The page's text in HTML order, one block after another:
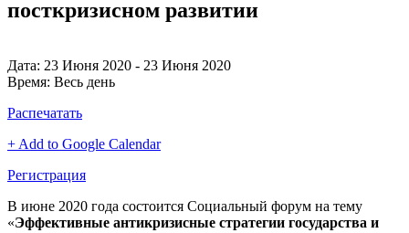
посткризисном развитии
Дата: 23 Июня 2020 - 23 Июня 2020
Время: Весь день
Распечатать
+ Add to Google Calendar
Регистрация
В июне 2020 года состоится Социальный форум на тему
«Эффективные антикризисные стратегии государства и